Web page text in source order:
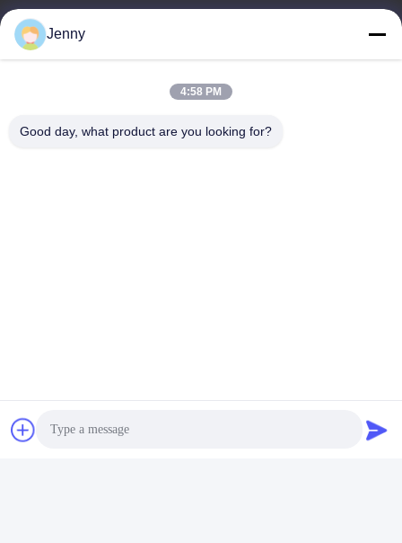
Neem contact met ons op
Henan Tianfon New Energy Tech.
E-mail
86-27-81707483
Jenny
4:58 PM
Good day, what product are you looking for?